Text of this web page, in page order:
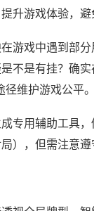
升游戏体验，避
游戏中遇到部
不是有挂？确
维护游戏公平。
专用辅助工具
），但需注意遵